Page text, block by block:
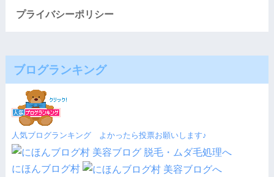
プライバシーポリシー
ブログランキング
人気ブログランキング よかったら投票お願いします♪
にほんブログ村